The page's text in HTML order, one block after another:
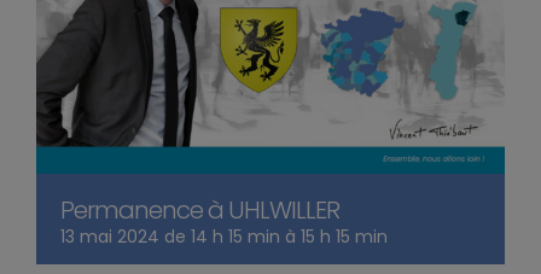
Permanence à UHLWILLER
13 mai 2024 de 14 h 15 min à 15 h 15 min